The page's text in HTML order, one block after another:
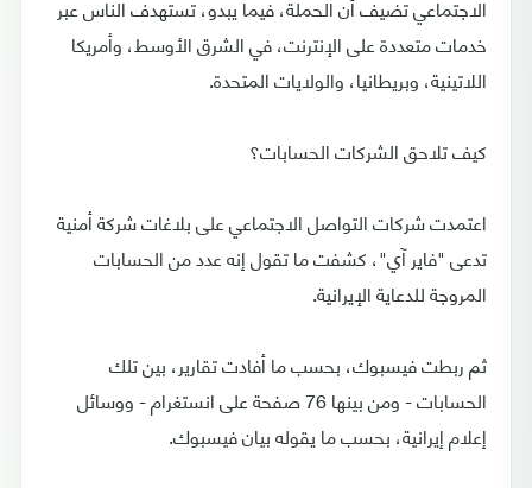
الاجتماعي تضيف أن الحملة، فيما يبدو، تستهدف الناس عبر
خدمات متعددة على الإنترنت، في الشرق الأوسط، وأمريكا
اللاتينية، وبريطانيا، والولايات المتحدة.
كيف تلاحق الشركات الحسابات؟
اعتمدت شركات التواصل الاجتماعي على بلاغات شركة أمنية
تدعى "فاير آي"، كشفت ما تقول إنه عدد من الحسابات
المروجة للدعاية الإيرانية.
ثم ربطت فيسبوك، بحسب ما أفادت تقارير، بين تلك
الحسابات - ومن بينها 76 صفحة على انستغرام - ووسائل
إعلام إيرانية، بحسب ما يقوله بيان فيسبوك.